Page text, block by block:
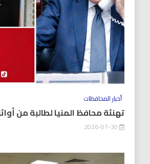
أخبار المحافظات
تهنئة محافظ المنيا لطالبة من